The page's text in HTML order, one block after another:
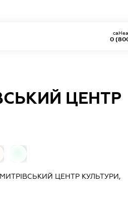
0
ЦЕНТР
ЦЕНТР КУЛЬТУРИ,